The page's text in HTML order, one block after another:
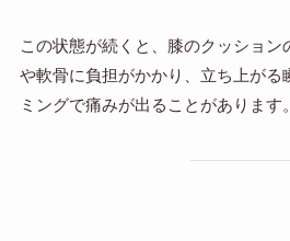
この状態が続くと、膝のクッション
や軟骨に負担がかかり、立ち上がる
ミングで痛みが出ることがあります。